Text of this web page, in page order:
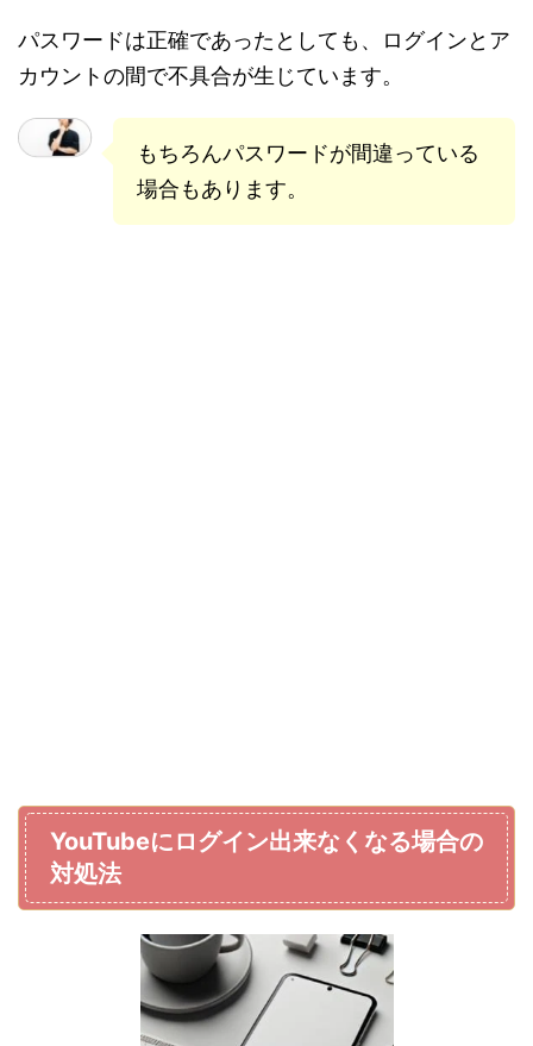
パスワードは正確であったとしても、ログインとア
カウントの間で不具合が生じています。
もちろんパスワードが間違っている
場合もあります。
YouTubeにログイン出来なくなる場合の
対処法